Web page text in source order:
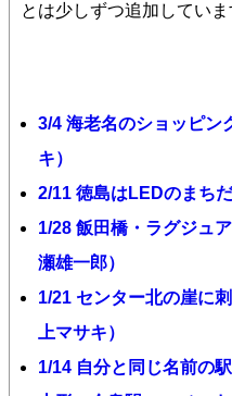
とは少しずつ追加していま
3/4 海老名のショッピン
キ）
2/11 徳島はLEDのまち
1/28 飯田橋・ラグジュ
瀬雄一郎）
1/21 センター北の崖に
上マサキ）
1/14 自分と同じ名前の